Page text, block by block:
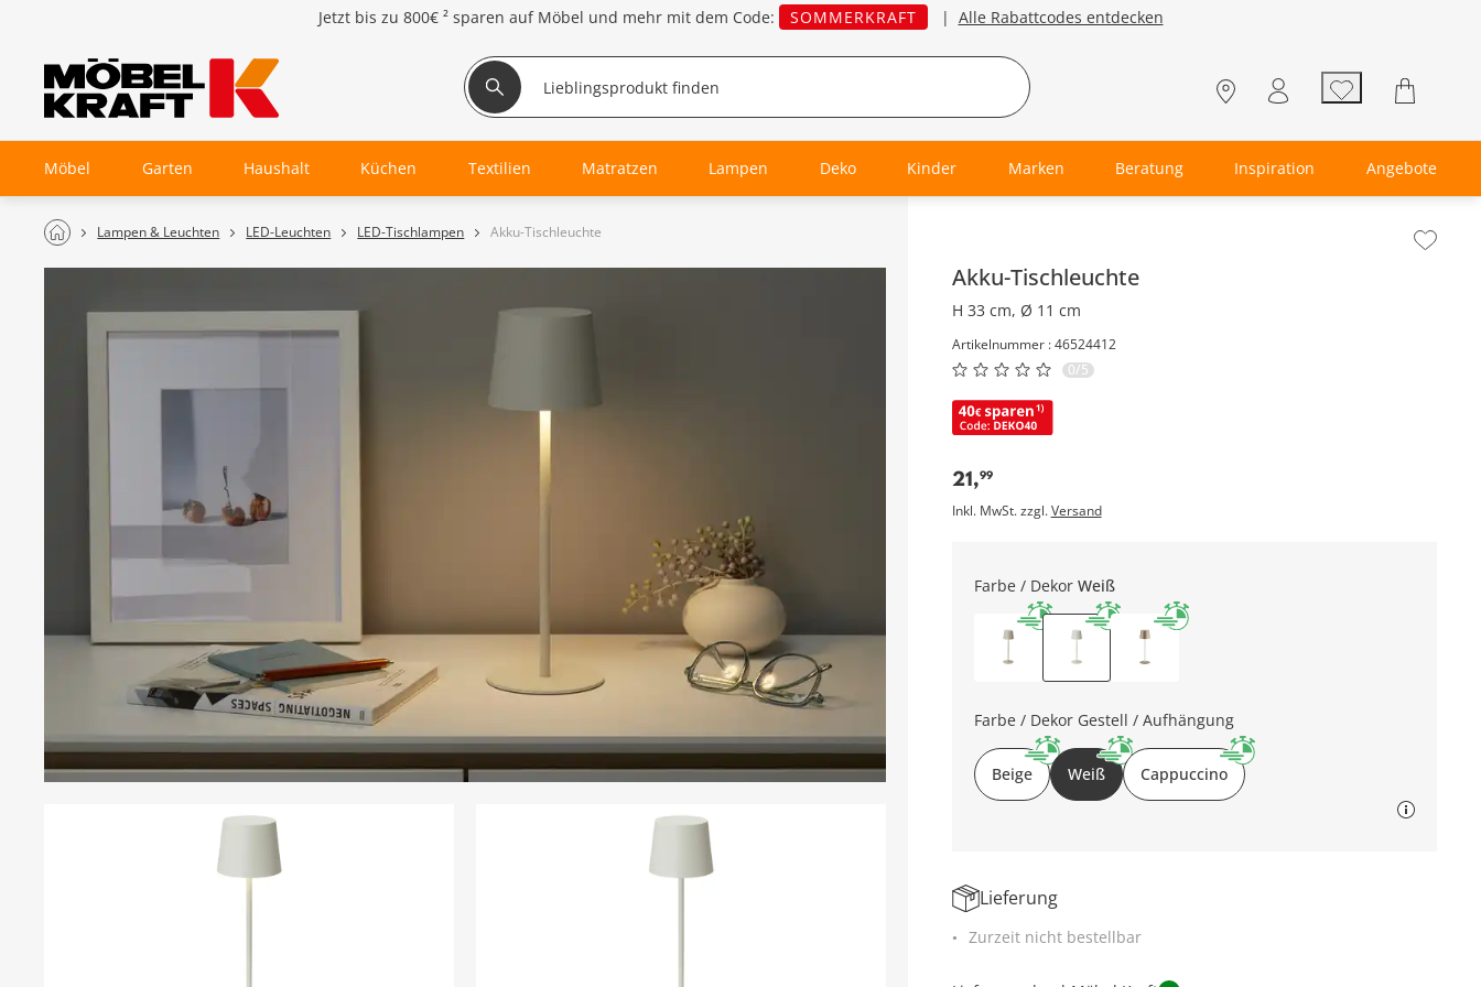
Jetzt bis zu 800€ ² sparen auf Möbel und mehr mit dem Code: SOMMERKRAFT | Alle Rabattcodes entdecken
Möbel Garten Haushalt Küchen Textilien Matratzen Lampen Deko Kinder Marken Beratung Inspiration Angebote
Lampen & Leuchten LED-Leuchten LED-Tischlampen Akku-Tischleuchte
Akku-Tischleuchte
H 33 cm, Ø 11 cm
Artikelnummer : 46524412
0/5
21,99
Inkl. MwSt. zzgl.Versand
Farbe / Dekor Weiß
Farbe / Dekor Gestell / Aufhängung
Beige Weiß Cappuccino
Lieferung
Zurzeit nicht bestellbar